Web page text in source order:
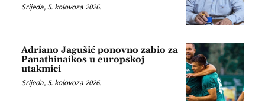
Srijeda, 5. kolovoza 2026.
Adriano Jagušić ponovno zabio za
Panathinaikos u europskoj
utakmici
Srijeda, 5. kolovoza 2026.